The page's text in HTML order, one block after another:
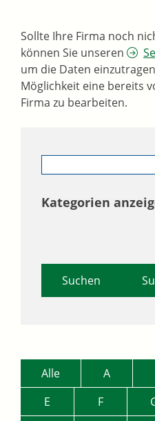
Sollte Ihre Firma noch
können Sie unseren
um die Daten
Möglichkeit eine bereits
Firma zu bearbeiten.
Kategorien
Alle A
E
F